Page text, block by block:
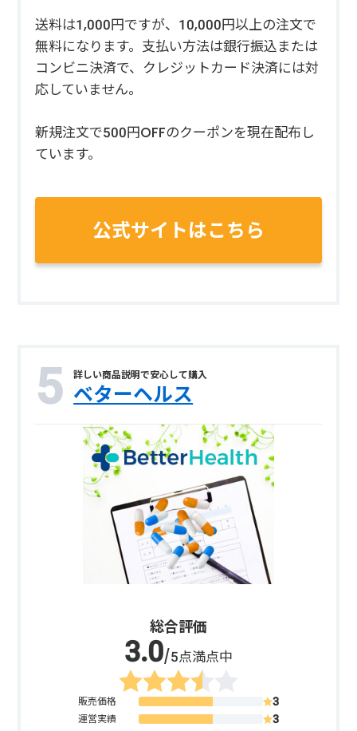
送料は1,000円ですが、10,000円以上の注文で
無料になります。支払い方法は銀行振込または
コンビニ決済で、クレジットカード決済には対
応していません。
新規注文で500円OFFのクーポンを現在配布し
ています。
公式サイトはこちら
詳しい商品説明で安心して購入
ベターヘルス
総合評価
/5点満点中
販売価格
運営実績